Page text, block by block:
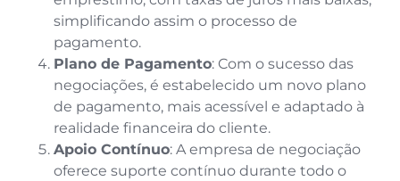
simplificando assim o processo de
pagamento.
Plano de Pagamento: Com o sucesso das
negociações, é estabelecido um novo plano
de pagamento, mais acessível e adaptado à
realidade financeira do cliente.
Apoio Contínuo: A empresa de negociação
oferece suporte contínuo durante todo o